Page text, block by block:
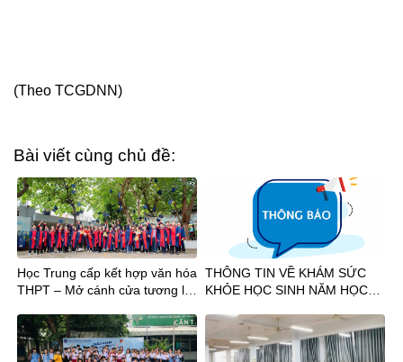
(Theo TCGDNN)
Bài viết cùng chủ đề:
Học Trung cấp kết hợp văn hóa
THPT – Mở cánh cửa tương lai
THÔNG TIN VỀ KHÁM SỨC
KHỎE HỌC SINH NĂM HỌC